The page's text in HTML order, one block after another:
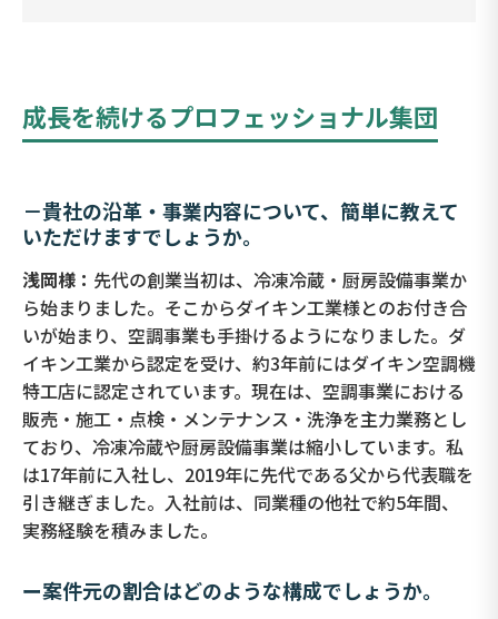
成長を続けるプロフェッショナル集団
－貴社の沿革・事業内容について、簡単に教えて
いただけますでしょうか。
浅岡様： 先代の創業当初は、冷凍冷蔵・厨房設備事業か
ら始まりました。そこからダイキン工業様とのお付き合
いが始まり、空調事業も手掛けるようになりました。ダ
イキン工業から認定を受け、約3年前にはダイキン空調機
特工店に認定されています。現在は、空調事業における
販売・施工・点検・メンテナンス・洗浄を主力業務とし
ており、冷凍冷蔵や厨房設備事業は縮小しています。私
は17年前に入社し、2019年に先代である父から代表職を
引き継ぎました。入社前は、同業種の他社で約5年間、
実務経験を積みました。
ー案件元の割合はどのような構成でしょうか。